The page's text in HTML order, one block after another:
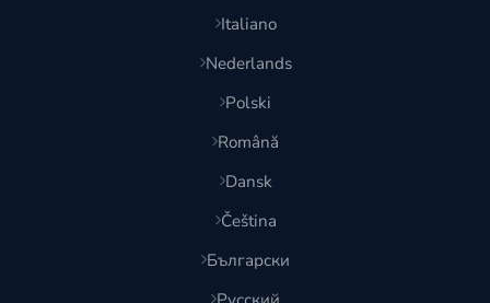
Italiano
Nederlands
Polski
Română
Dansk
Čeština
Български